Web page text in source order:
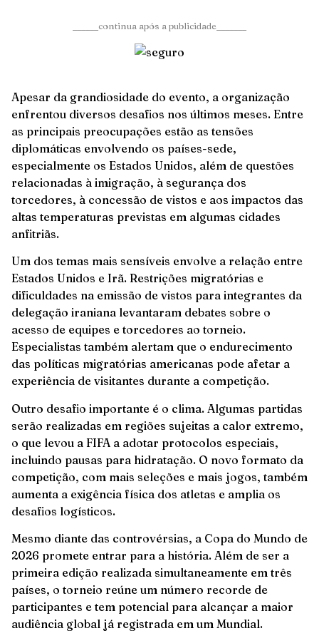
______continua após a publicidade_______
Apesar da grandiosidade do evento, a organização
enfrentou diversos desafios nos últimos meses. Entre
as principais preocupações estão as tensões
diplomáticas envolvendo os países-sede,
especialmente os Estados Unidos, além de questões
relacionadas à imigração, à segurança dos
torcedores, à concessão de vistos e aos impactos das
altas temperaturas previstas em algumas cidades
anfitriãs.
Um dos temas mais sensíveis envolve a relação entre
Estados Unidos e Irã. Restrições migratórias e
dificuldades na emissão de vistos para integrantes da
delegação iraniana levantaram debates sobre o
acesso de equipes e torcedores ao torneio.
Especialistas também alertam que o endurecimento
das políticas migratórias americanas pode afetar a
experiência de visitantes durante a competição.
Outro desafio importante é o clima. Algumas partidas
serão realizadas em regiões sujeitas a calor extremo,
o que levou a FIFA a adotar protocolos especiais,
incluindo pausas para hidratação. O novo formato da
competição, com mais seleções e mais jogos, também
aumenta a exigência física dos atletas e amplia os
desafios logísticos.
Mesmo diante das controvérsias, a Copa do Mundo de
2026 promete entrar para a história. Além de ser a
primeira edição realizada simultaneamente em três
países, o torneio reúne um número recorde de
participantes e tem potencial para alcançar a maior
audiência global já registrada em um Mundial.